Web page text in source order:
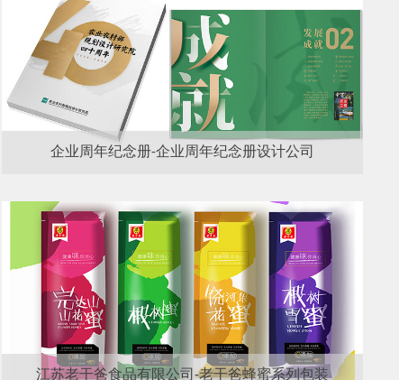
企业周年纪念册-企业周年纪念册设计公司
江苏老干爸食品有限公司-老干爸蜂蜜系列包装